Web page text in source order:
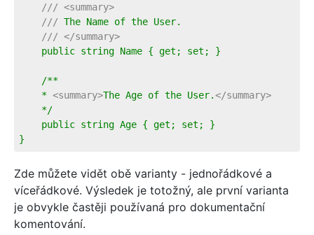
/// <summary>
/// The Name of the User.
/// </summary>
public string Name { get; set; }
/**
* <summary>The Age of the User.</summary>
*/
public string Age { get; set; }
}
Zde můžete vidět obě varianty - jednořádkové a
víceřádkové. Výsledek je totožný, ale první varianta
je obvykle častěji používaná pro dokumentační
komentování.